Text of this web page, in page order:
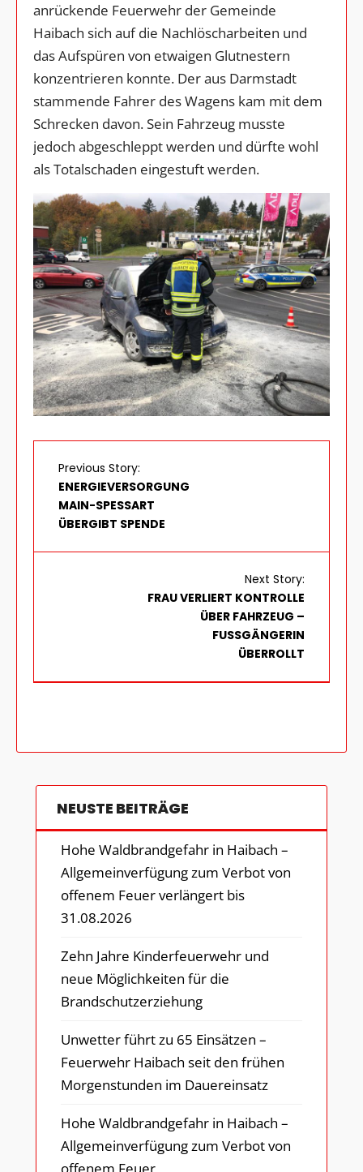
anrückende Feuerwehr der Gemeinde
Haibach sich auf die Nachlöscharbeiten und
das Aufspüren von etwaigen Glutnestern
konzentrieren konnte. Der aus Darmstadt
stammende Fahrer des Wagens kam mit dem
Schrecken davon. Sein Fahrzeug musste
jedoch abgeschleppt werden und dürfte wohl
als Totalschaden eingestuft werden.
Previous Story:
ENERGIEVERSORGUNG
MAIN-SPESSART
ÜBERGIBT SPENDE
Next Story:
FRAU VERLIERT KONTROLLE
ÜBER FAHRZEUG –
FUSSGÄNGERIN Ü
BERROLLT
NEUSTE BEITRÄGE
Hohe Waldbrandgefahr in Haibach –
Allgemeinverfügung zum Verbot von
offenem Feuer verlängert bis
31.08.2026
Zehn Jahre Kinderfeuerwehr und
neue Möglichkeiten für die
Brandschutzerziehung
Unwetter führt zu 65 Einsätzen –
Feuerwehr Haibach seit den frühen
Morgenstunden im Dauereinsatz
Hohe Waldbrandgefahr in Haibach –
Allgemeinverfügung zum Verbot von
offenem Feuer